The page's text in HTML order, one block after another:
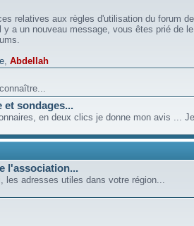
relatives aux règles d'utilisation du forum
y a un nouveau message, vous êtes prié de
, Abdellah
et sondages...
en deux clics je donne mon avis ...
l'association...
les adresses utiles dans votre région...